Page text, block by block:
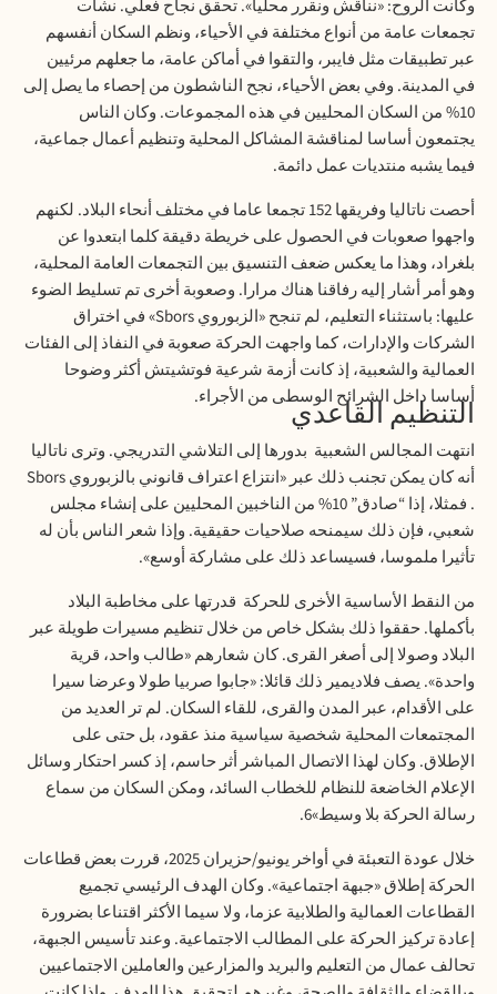
وكانت الروح: «نناقش ونقرر محليا». تحقق نجاح فعلي. نشأت
تجمعات عامة من أنواع مختلفة في الأحياء، ونظم السكان أنفسهم
عبر تطبيقات مثل فايبر، والتقوا في أماكن عامة، ما جعلهم مرئيين
في المدينة. وفي بعض الأحياء، نجح الناشطون من إحصاء ما يصل إلى
10% من السكان المحليين في هذه المجموعات. وكان الناس
يجتمعون أساسا لمناقشة المشاكل المحلية وتنظيم أعمال جماعية،
فيما يشبه منتديات عمل دائمة.
أحصت ناتاليا وفريقها 152 تجمعا عاما في مختلف أنحاء البلاد. لكنهم
واجهوا صعوبات في الحصول على خريطة دقيقة كلما ابتعدوا عن
بلغراد، وهذا ما يعكس ضعف التنسيق بين التجمعات العامة المحلية،
وهو أمر أشار إليه رفاقنا هناك مرارا. وصعوبة أخرى تم تسليط الضوء
عليها: باستثناء التعليم، لم تنجح «الزبورويSbors» في اختراق
الشركات والإدارات، كما واجهت الحركة صعوبة في النفاذ إلى الفئات
العمالية والشعبية، إذ كانت أزمة شرعية فوتشيتش أكثر وضوحا
أساسا داخل الشرائح الوسطى من الأجراء.
التنظيم القاعدي
انتهت المجالس الشعبية بدورها إلى التلاشي التدريجي. وترى ناتاليا
أنه كان يمكن تجنب ذلك عبر «انتزاع اعتراف قانوني بالزبورويSbors
. فمثلا، إذا “صادق” 10% من الناخبين المحليين على إنشاء مجلس
شعبي، فإن ذلك سيمنحه صلاحيات حقيقية. وإذا شعر الناس بأن له
تأثيرا ملموسا، فسيساعد ذلك على مشاركة أوسع».
من النقط الأساسية الأخرى للحركة قدرتها على مخاطبة البلاد
بأكملها. حققوا ذلك بشكل خاص من خلال تنظيم مسيرات طويلة عبر
البلاد وصولا إلى أصغر القرى. كان شعارهم «طالب واحد، قرية
واحدة». يصف فلاديمير ذلك قائلا: «جابوا صربيا طولا وعرضا سيرا
على الأقدام، عبر المدن والقرى، للقاء السكان. لم تر العديد من
المجتمعات المحلية شخصية سياسية منذ عقود، بل حتى على
الإطلاق. وكان لهذا الاتصال المباشر أثر حاسم، إذ كسر احتكار وسائل
الإعلام الخاضعة للنظام للخطاب السائد، ومكن السكان من سماع
رسالة الحركة بلا وسيط»6.
خلال عودة التعبئة في أواخر يونيو/حزيران 2025، قررت بعض قطاعات
الحركة إطلاق «جبهة اجتماعية». وكان الهدف الرئيسي تجميع
القطاعات العمالية والطلابية عزما، ولا سيما الأكثر اقتناعا بضرورة
إعادة تركيز الحركة على المطالب الاجتماعية. وعند تأسيس الجبهة،
تحالف عمال من التعليم والبريد والمزارعين والعاملين الاجتماعيين